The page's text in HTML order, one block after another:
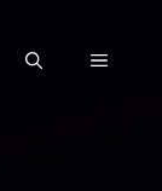
MENU